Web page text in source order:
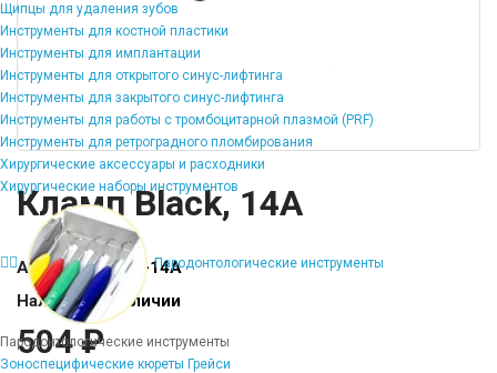
Щипцы для удаления зубов
Инструменты для костной пластики
Инструменты для имплантации
Инструменты для открытого синус-лифтинга
Инструменты для закрытого синус-лифтинга
Инструменты для работы с тромбоцитарной плазмой (PRF)
Инструменты для ретроградного пломбирования
Хирургические аксессуары и расходники
Хирургические наборы инструментов
Пародонтологические инструменты
Пародонтологические инструменты
Зоноспецифические кюреты Грейси
Кламп Black, 14A
Артикул:TE-KB-14A
Наличие:В наличии
504 ₽